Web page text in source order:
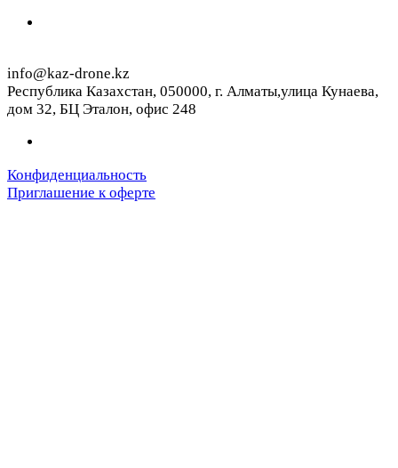
info@kaz-drone.kz
Республика Казахстан, 050000, г. Алматы,улица Кунаева,
дом 32, БЦ Эталон, офис 248
Конфиденциальность
Приглашение к оферте